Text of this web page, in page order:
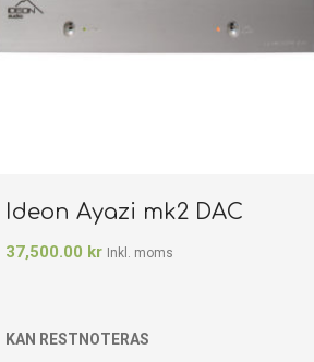
Ideon Ayazi mk2 DAC
37,500.00 kr Inkl. moms
KAN RESTNOTERAS